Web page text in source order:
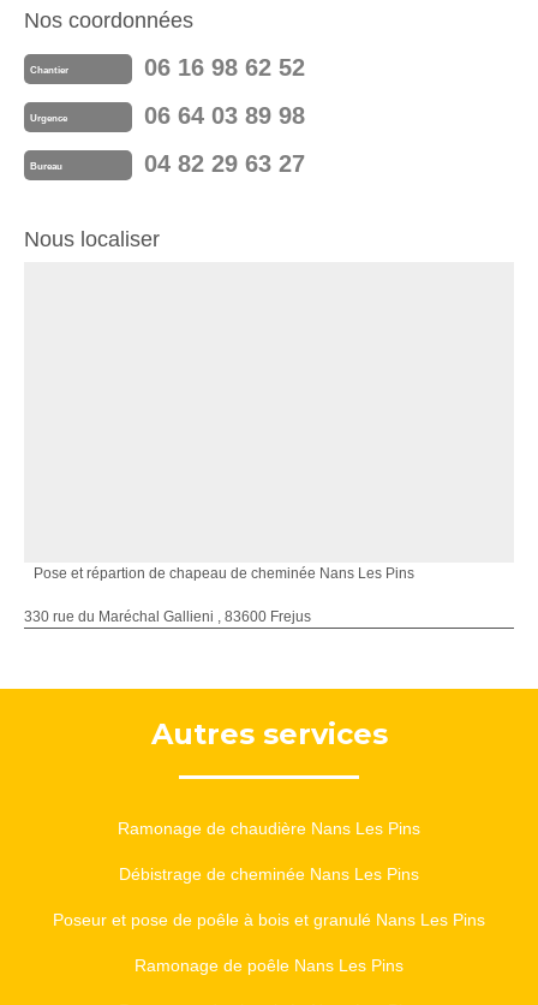
Nos coordonnées
Chantier 06 16 98 62 52
Urgence 06 64 03 89 98
Bureau 04 82 29 63 27
Nous localiser
Pose et répartion de chapeau de cheminée Nans Les Pins
330 rue du Maréchal Gallieni , 83600 Frejus
Autres services
Ramonage de chaudière Nans Les Pins
Débistrage de cheminée Nans Les Pins
Poseur et pose de poêle à bois et granulé Nans Les Pins
Ramonage de poêle Nans Les Pins